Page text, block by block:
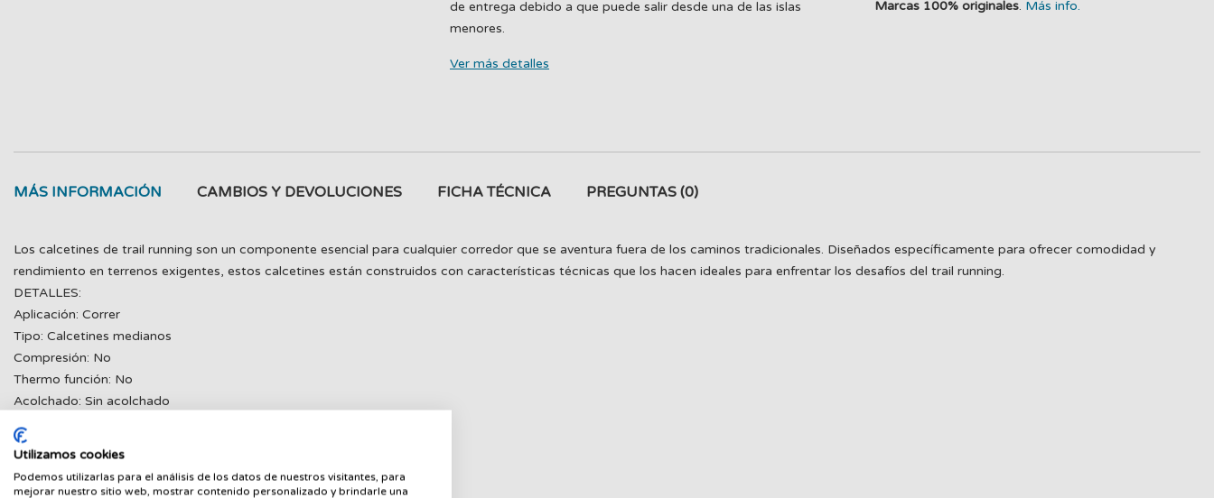
de entrega debido a que puede salir desde una de las islas
menores.
Ver más detalles
Marcas 100% originales. Más info.
MÁS INFORMACIÓN CAMBIOS Y DEVOLUCIONES FICHA TÉCNICA PREGUNTAS (0)
Los calcetines de trail running son un componente esencial para cualquier corredor que se aventura fuera de los caminos tradicionales. Diseñados específicamente para ofrecer comodidad y
rendimiento en terrenos exigentes, estos calcetines están construidos con características técnicas que los hacen ideales para enfrentar los desafíos del trail running.
DETALLES:
Aplicación: Correr
Tipo: Calcetines medianos
Compresión: No
Thermo función: No
Acolchado: Sin acolchado
Material: 95 % nylon, 5 % Elastano
Utilizamos cookies
Podemos utilizarlas para el análisis de los datos de nuestros visitantes, para
mejorar nuestro sitio web, mostrar contenido personalizado y brindarle una